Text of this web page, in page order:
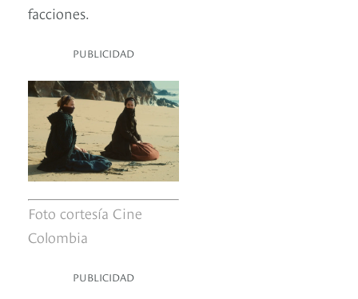
facciones.
PUBLICIDAD
Foto cortesía Cine
Colombia
PUBLICIDAD